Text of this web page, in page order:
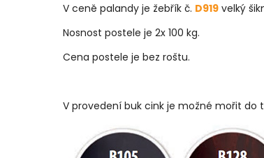
V ceně palandy je žebřík č. D919 velký
Nosnost postele je 2x 100 kg.
Cena postele je bez roštu.
V provedení buk cink je možné mořit do